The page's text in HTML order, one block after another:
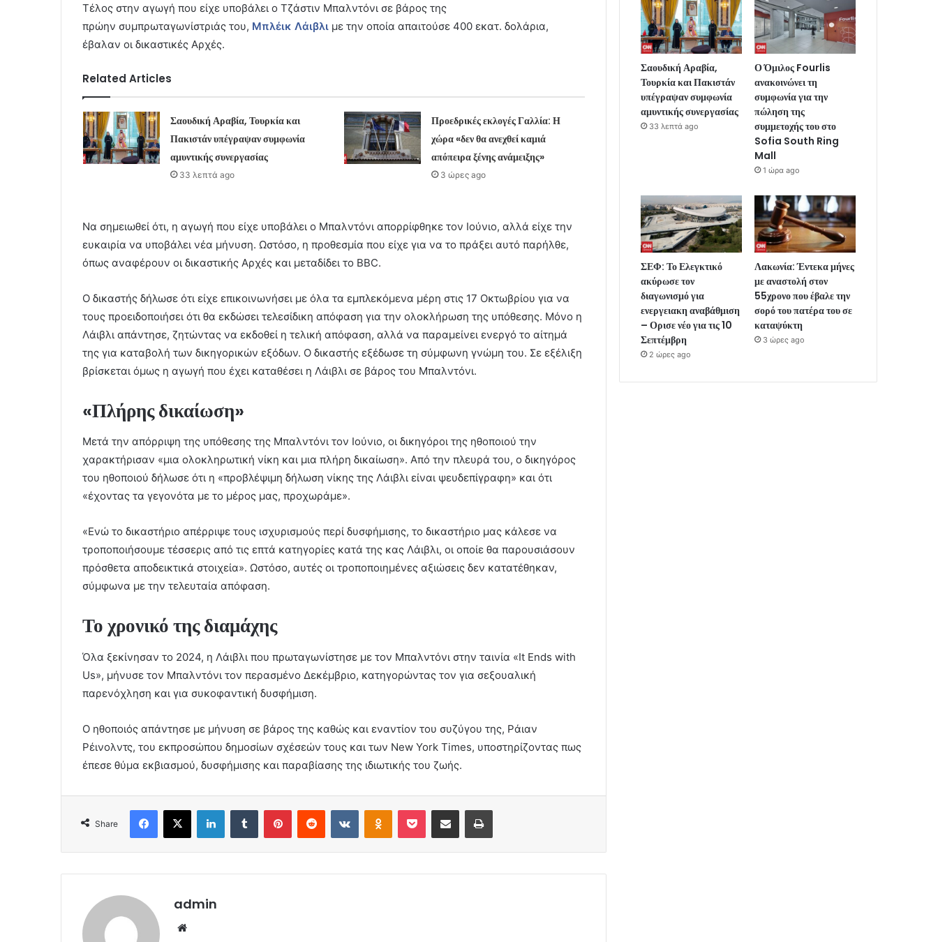
Τέλος στην αγωγή που είχε υποβάλει ο Τζάστιν Μπαλντόνι σε βάρος της
πρώην συμπρωταγωνίστριάς του, Μπλέικ Λάιβλι με την οποία απαιτούσε 400 εκατ. δολάρια,
έβαλαν οι δικαστικές Αρχές.
Related Articles
Σαουδική Αραβία, Τουρκία και
Πακιστάν υπέγραψαν συμφωνία
αμυντικής συνεργασίας
33 λεπτά ago
Προεδρικές εκλογές Γαλλία: Η
χώρα «δεν θα ανεχθεί καμιά
απόπειρα ξένης ανάμειξης»
3 ώρες ago
Να σημειωθεί ότι, η αγωγή που είχε υποβάλει ο Μπαλντόνι απορρίφθηκε τον Ιούνιο, αλλά είχε την
ευκαιρία να υποβάλει νέα μήνυση. Ωστόσο, η προθεσμία που είχε για να το πράξει αυτό παρήλθε,
όπως αναφέρουν οι δικαστικής Αρχές και μεταδίδει το BBC.
Ο δικαστής δήλωσε ότι είχε επικοινωνήσει με όλα τα εμπλεκόμενα μέρη στις 17 Οκτωβρίου για να
τους προειδοποιήσει ότι θα εκδώσει τελεσίδικη απόφαση για την ολοκλήρωση της υπόθεσης. Μόνο η
Λάιβλι απάντησε, ζητώντας να εκδοθεί η τελική απόφαση, αλλά να παραμείνει ενεργό το αίτημά
της για καταβολή των δικηγορικών εξόδων. Ο δικαστής εξέδωσε τη σύμφωνη γνώμη του. Σε εξέλιξη
βρίσκεται όμως η αγωγή που έχει καταθέσει η Λάιβλι σε βάρος του Μπαλντόνι.
«Πλήρης δικαίωση»
Μετά την απόρριψη της υπόθεσης της Μπαλντόνι τον Ιούνιο, οι δικηγόροι της ηθοποιού την
χαρακτήρισαν «μια ολοκληρωτική νίκη και μια πλήρη δικαίωση». Από την πλευρά του, ο δικηγόρος
του ηθοποιού δήλωσε ότι η «προβλέψιμη δήλωση νίκης της Λάιβλι είναι ψευδεπίγραφη» και ότι
«έχοντας τα γεγονότα με το μέρος μας, προχωράμε».
«Ενώ το δικαστήριο απέρριψε τους ισχυρισμούς περί δυσφήμισης, το δικαστήριο μας κάλεσε να
τροποποιήσουμε τέσσερις από τις επτά κατηγορίες κατά της κας Λάιβλι, οι οποίε θα παρουσιάσουν
πρόσθετα αποδεικτικά στοιχεία». Ωστόσο, αυτές οι τροποποιημένες αξιώσεις δεν κατατέθηκαν,
σύμφωνα με την τελευταία απόφαση.
Το χρονικό της διαμάχης
Όλα ξεκίνησαν το 2024, η Λάιβλι που πρωταγωνίστησε με τον Μπαλντόνι στην ταινία «It Ends with
Us», μήνυσε τον Μπαλντόνι τον περασμένο Δεκέμβριο, κατηγορώντας τον για σεξουαλική
παρενόχληση και για συκοφαντική δυσφήμιση.
Ο ηθοποιός απάντησε με μήνυση σε βάρος της καθώς και εναντίον του συζύγου της, Ράιαν
Ρέινολντς, του εκπροσώπου δημοσίων σχέσεών τους και των New York Times, υποστηρίζοντας πως
έπεσε θύμα εκβιασμού, δυσφήμισης και παραβίασης της ιδιωτικής του ζωής.
Share
Facebook
X LinkedInTumblr PinterestReddit VKontakteOdnoklassniki
Pocket Share via Email Print
admin
Σαουδική Αραβία,
Τουρκία και Πακιστάν
υπέγραψαν συμφωνία
αμυντικής συνεργασίας
33 λεπτά ago
Ο Όμιλος Fourlis
ανακοινώνει τη
συμφωνία για την
πώληση της
συμμετοχής του στο
Sofia South Ring
Mall
1 ώρα ago
ΣΕΦ: Το Ελεγκτικό
ακύρωσε τον
διαγωνισμό για
ενεργειακη αναβάθμιση
– Ορισε νέο για τις 10
Σεπτέμβρη
2 ώρες ago
Λακωνία: Έντεκα μήνες
με αναστολή στον
55χρονο που έβαλε την
σορό του πατέρα του σε
καταψύκτη
3 ώρες ago